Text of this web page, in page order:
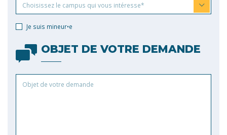
qui
intéresse
Choisissez le campus qui vous intéresse*
Je suis mineur•e
OBJET DE VOTRE DEMANDE
de